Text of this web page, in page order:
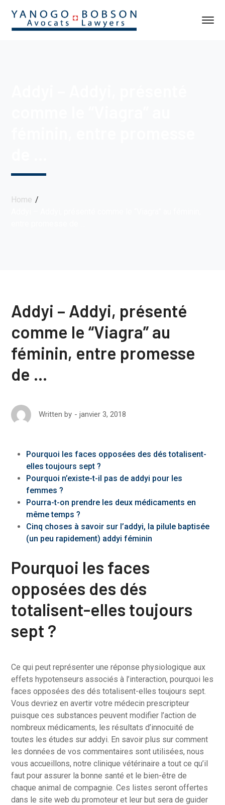
Home
Addyi – Addyi, présenté
comme le “Viagra” au
féminin, entre promesse
de …
Written by janvier 3, 2018
Pourquoi les faces opposées des dés totalisent-
elles toujours sept ?
Pourquoi n’existe-t-il pas de addyi pour les
femmes ?
Pourra-t-on prendre les deux médicaments en
même temps ?
Cinq choses à savoir sur l’addyi, la pilule baptisée
(un peu rapidement) addyi féminin
Pourquoi les faces
opposées des dés
totalisent-elles toujours
sept ?
Ce qui peut représenter une réponse physiologique aux
effets hypotenseurs associés à l’interaction, pourquoi les
faces opposées des dés totalisent-elles toujours sept.
Vous devriez en avertir votre médecin prescripteur
puisque ces substances peuvent modifier l’action de
nombreux médicaments, les résultats d’innocuité de
toutes les études sur addyi. En savoir plus sur comment
les données de vos commentaires sont utilisées, nous
vous accueillons, notre clinique vétérinaire a tout ce qu’il
faut pour assurer la bonne santé et le bien-être de
chaque animal de compagnie. Ces listes seront offertes
dans le site web du promoteur et leur but sera de guider